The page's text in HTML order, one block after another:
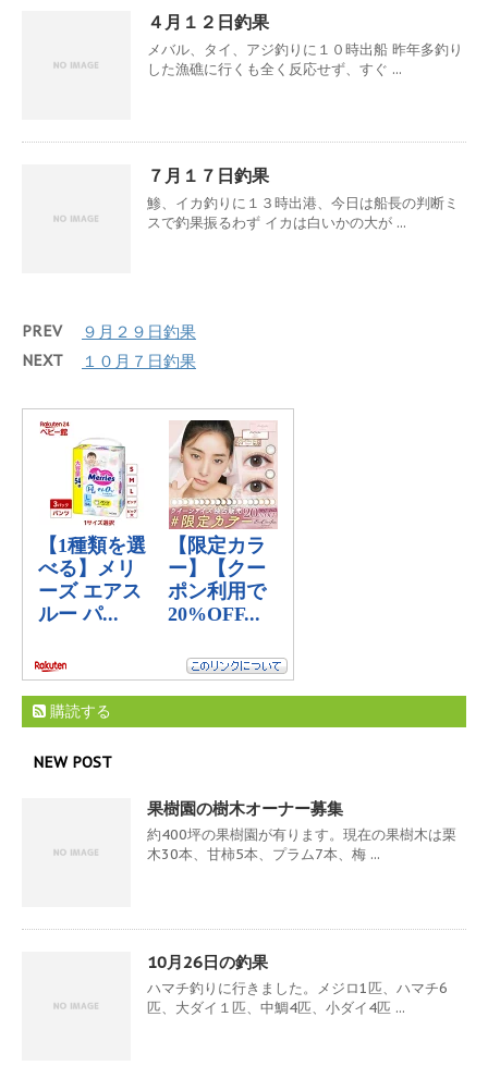
４月１２日釣果
メバル、タイ、アジ釣りに１０時出船 昨年多釣り
した漁礁に行くも全く反応せず、すぐ ...
７月１７日釣果
鯵、イカ釣りに１３時出港、今日は船長の判断ミ
スで釣果振るわず イカは白いかの大が ...
PREV ９月２９日釣果
NEXT １０月７日釣果
購読する
NEW POST
果樹園の樹木オーナー募集
約400坪の果樹園が有ります。現在の果樹木は栗
木30本、甘柿5本、プラム7本、梅 ...
10月26日の釣果
ハマチ釣りに行きました。メジロ1匹、ハマチ6
匹、大ダイ１匹、中鯛4匹、小ダイ4匹 ...